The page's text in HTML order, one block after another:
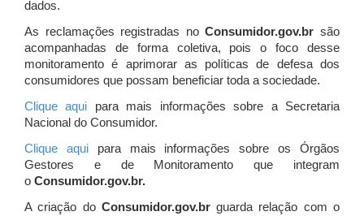
dados.
As reclamações registradas noConsumidor.gov.br são
acompanhadas de forma coletiva, pois o foco desse
monitoramento é aprimorar as políticas de defesa dos
consumidores que possam beneficiar toda a sociedade.
Clique aqui para mais informações sobre a Secretaria
Nacional do Consumidor.
Clique aquipara mais informações sobre os Órgãos
Gestores e de Monitoramento que integram
o Consumidor.gov.br.
A criação do Consumidor.gov.brguarda relação com o